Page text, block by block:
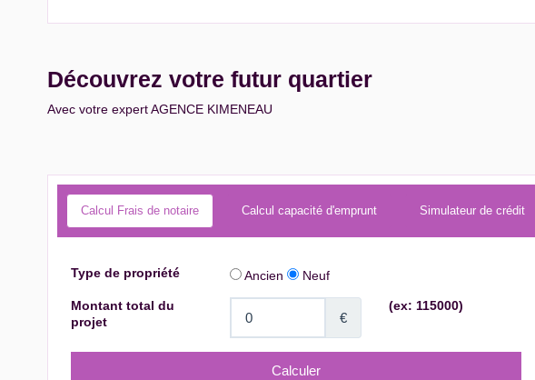
Découvrez votre futur quartier
Avec votre expert AGENCE KIMENEAU
Calcul Frais de notaire Calcul capacité d'emprunt Simulateur de crédit